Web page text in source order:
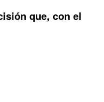
que, con el